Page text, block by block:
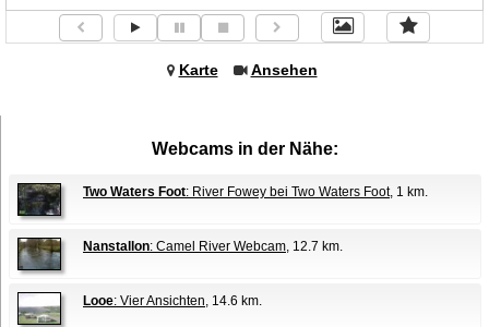
Karte Ansehen
Webcams in der Nähe:
Two Waters Foot: River Fowey bei Two Waters Foot, 1 km.
Nanstallon: Camel River Webcam, 12.7 km.
Looe: Vier Ansichten, 14.6 km.